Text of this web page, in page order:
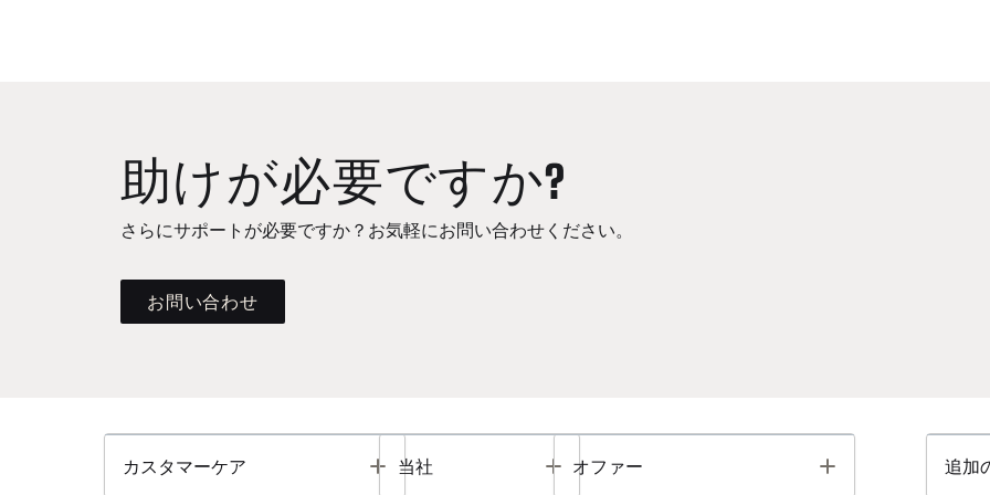
助けが必要ですか?
さらにサポートが必要ですか？お気軽にお問い合わせください。
お問い合わせ
カスタマーケア Toggle
当社 Toggle
オファー Toggle 追加